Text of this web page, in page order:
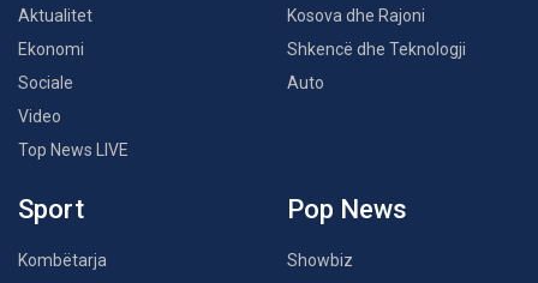
Aktualitet
Ekonomi
Sociale
Video
Top News LIVE
Kosova dhe Rajoni
Shkencë dhe Teknologji
Auto
Sport
Kombëtarja
Pop News
Showbiz